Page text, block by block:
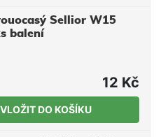
Sellior W15
balení
12 Kč
VLOŽIT DO KOŠÍKU